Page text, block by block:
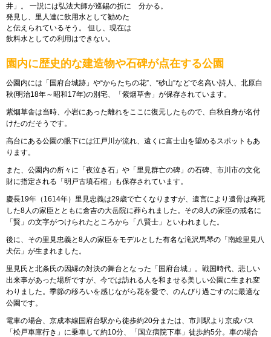
井」。 一説には弘法大師が巡錫の折に
発見し、里人達に飲用水として勧めた
と伝えられているそう。 但し、現在は
飲料水としての利用はできない。
分かる。
園内に歴史的な建造物や石碑が点在する公園
公園内には「国府台城跡」や“からたちの花”、“砂山”などで名高い詩人、北原白
秋(明治18年～昭和17年)の別宅、「紫烟草舎」が保存されています。
紫烟草舎は当時、小岩にあった離れをここに復元したもので、白秋自身が名付
けたのだそうです。
高台にある公園の眼下には江戸川が流れ、遠くに富士山を望めるスポットもあ
ります。
また、公園内の所々に「夜泣き石」や「里見群亡の碑」の石碑、市川市の文化
財に指定される「明戸古墳石棺」も保存されています。
慶長19年（1614年）里見忠義は29歳で亡くなりますが、遺言により遺骨は殉死
した8人の家臣とともに倉吉の大岳院に葬られました。その8人の家臣の戒名に
「賢」の文字がつけられたところから「八賢士」といわれました。
後に、その里見忠義と8人の家臣をモデルとした有名な滝沢馬琴の「南総里見八
犬伝」が生まれました。
里見氏と北条氏の因縁の対決の舞台となった「国府台城」。戦国時代、悲しい
出来事があった場所ですが、今では訪れる人を和ませる美しい公園に生まれ変
わりました。季節の移ろいを感じながら花を愛で、のんびり過ごすのに最適な
公園です。
電車の場合、京成本線国府台駅から徒歩約20分または、市川駅より京成バス
「松戸車庫行き」に乗車して約10分、「国立病院下車」徒歩約5分。車の場合